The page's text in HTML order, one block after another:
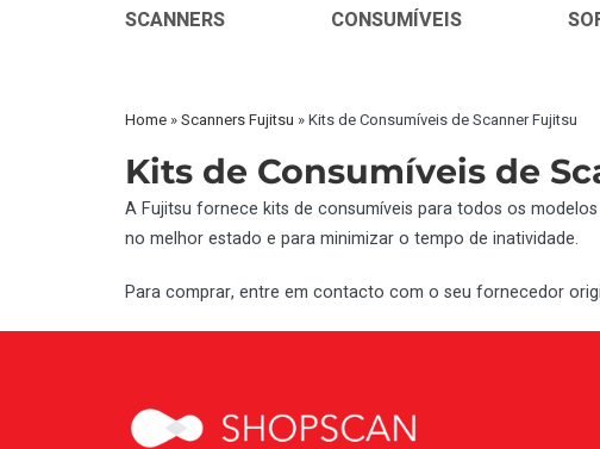
SCANNERS CONSUMÍVEIS
Home»Scanners Fujitsu »Kits de Consumíveis de Scanner Fujitsu
Kits de Consumíveis de
A Fujitsu fornece kits de consumíveis para todos os
no melhor estado e para minimizar o tempo de inatividade.
Para comprar, entre em contacto com o seu fornecedor